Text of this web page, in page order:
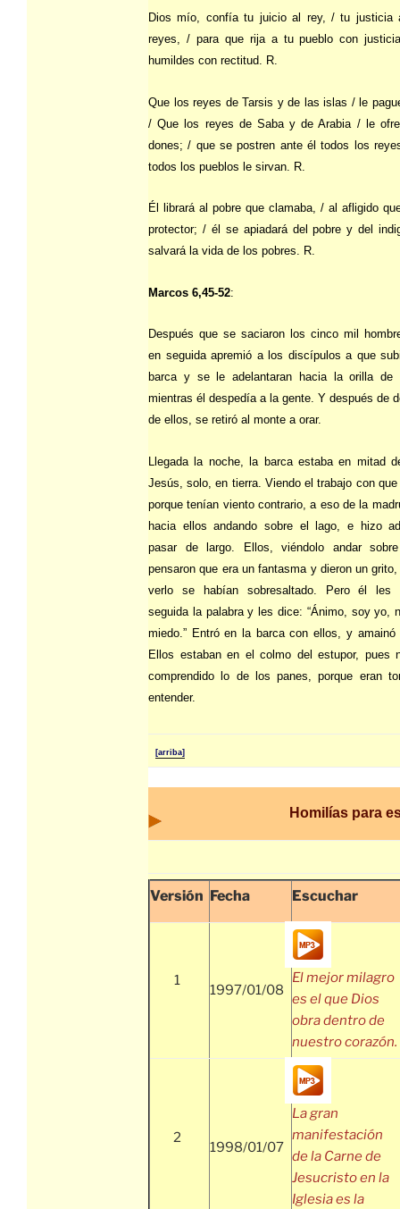
Dios mío, confía tu juicio al rey, / tu justicia
reyes, / para que rija a tu pueblo con
humildes con rectitud. R.
Que los reyes de Tarsis y de las islas / le
/ Que los reyes de Saba y de Arabia / le
dones; / que se postren ante él todos los
todos los pueblos le sirvan. R.
Él librará al pobre que clamaba, / al afligido
protector; / él se apiadará del pobre y del
salvará la vida de los pobres. R.
Marcos 6,45-52:
Después que se saciaron los cinco mil
en seguida apremió a los discípulos a que
barca y se le adelantaran hacia la orilla de
mientras él despedía a la gente. Y después de
de ellos, se retiró al monte a orar.
Llegada la noche, la barca estaba en mitad
Jesús, solo, en tierra. Viendo el trabajo con que
porque tenían viento contrario, a eso de la
hacia ellos andando sobre el lago, e hizo
pasar de largo. Ellos, viéndolo andar
pensaron que era un fantasma y dieron un
verlo se habían sobresaltado. Pero él les
seguida la palabra y les dice: “Ánimo, soy yo,
miedo.” Entró en la barca con ellos, y amainó
Ellos estaban en el colmo del estupor, pues
comprendido lo de los panes, porque eran
entender.
[arriba]
Homilías para
Versión Fecha Escuchar
1
1997/01/08
El mejor milagro
es el que Dios
obra dentro de
nuestro corazón.
2
1998/01/07
La gran
manifestación
de la Carne de
Jesucristo en la
Iglesia es la